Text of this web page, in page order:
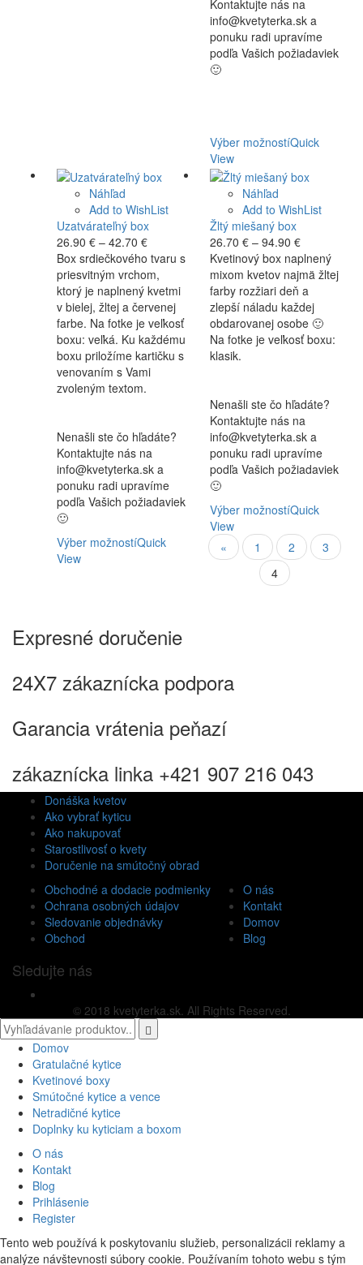
Kontaktujte nás na
info@kvetyterka.sk a
ponuku radi upravíme
podľa Vašich požiadaviek
🙂
Výber možnostíQuick
View
Náhľad
Add to WishList
Uzatvárateľný box
26.90 € – 42.70 €Price
range:
26.90 €
through
42.70 €
Box srdiečkového tvaru s
priesvitným vrchom,
ktorý je naplnený kvetmi
v bielej, žltej a červenej
farbe. Na fotke je veľkosť
boxu: veľká. Ku každému
boxu priložíme kartičku s
venovaním s Vami
zvoleným textom.
Nenašli ste čo hľadáte?
Kontaktujte nás na
info@kvetyterka.sk a
ponuku radi upravíme
podľa Vašich požiadaviek
🙂
Výber možnostíQuick
View
Náhľad
Add to WishList
Žltý miešaný box
26.70 € – 94.90 €Price
range:
26.70 €
through
94.90 €
Kvetinový box naplnený
mixom kvetov najmä žltej
farby rozžiari deň a
zlepší náladu každej
obdarovanej osobe 🙂
Na fotke je veľkosť boxu:
klasik.
Nenašli ste čo hľadáte?
Kontaktujte nás na
info@kvetyterka.sk a
ponuku radi upravíme
podľa Vašich požiadaviek
🙂
Výber možnostíQuick
View
«
1 2
3
4
Expresné doručenie
24X7 zákaznícka podpora
Garancia vrátenia peňazí
zákaznícka linka +421 907 216 043
Donáška kvetov
Ako vybrať kyticu
Ako nakupovať
Starostlivosť o kvety
Doručenie na smútočný obrad
Obchodné a dodacie podmienky
Ochrana osobných údajov
Sledovanie objednávky
Obchod
O nás
Kontakt
Domov
Blog
Sledujte nás
© 2018 kvetyterka.sk. All Rights Reserved.
Domov
Gratulačné kytice
Kvetinové boxy
Smútočné kytice a vence
Netradičné kytice
Doplnky ku kyticiam a boxom
O nás
Kontakt
Blog
Prihlásenie
Register
Tento web používá k poskytovaniu služieb, personalizácii reklamy a
analýze návštevnosti súbory cookie. Používaním tohoto webu s tým